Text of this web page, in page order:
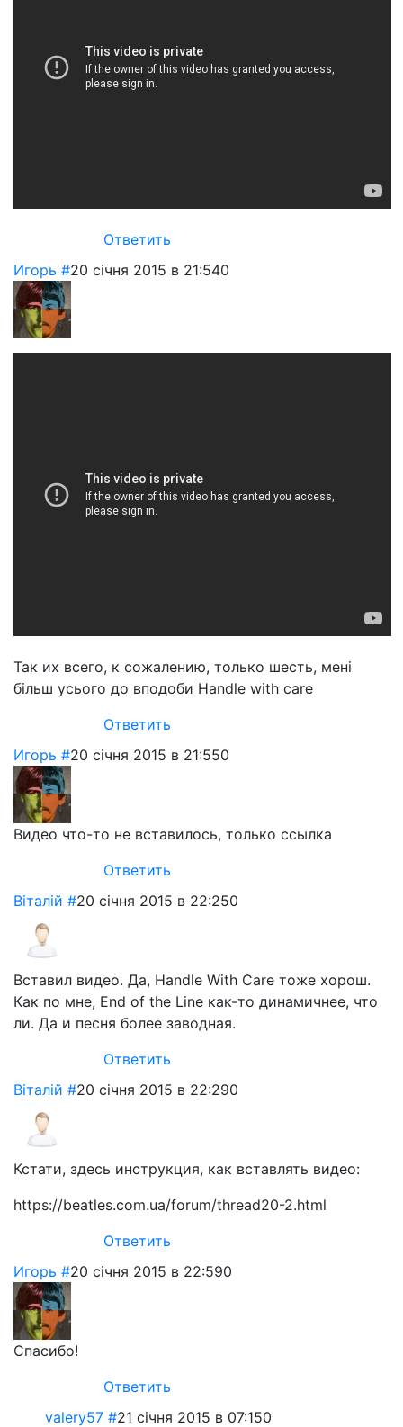
Ответить
Игорь #20 січня 2015 в 21:540
Так их всего, к сожалению, только шесть, мені
більш усього до вподоби Handle with care
Ответить
Игорь #20 січня 2015 в 21:550
Видео что-то не вставилось, только ссылка
Ответить
Віталій #20 січня 2015 в 22:250
Вставил видео. Да, Handle With Care тоже хорош.
Как по мне, End of the Line как-то динамичнее, что
ли. Да и песня более заводная.
Ответить
Віталій #20 січня 2015 в 22:290
Кстати, здесь инструкция, как вставлять видео:
https://beatles.com.ua/forum/thread20-2.html
Ответить
Игорь #20 січня 2015 в 22:590
Спасибо!
Ответить
valery57 #21 січня 2015 в 07:150